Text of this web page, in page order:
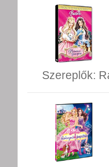
Szereplők: